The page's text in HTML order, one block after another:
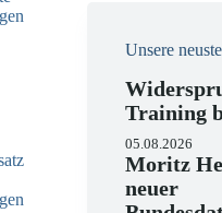
Unsere
Training
05.08.2026
Moritz
neuer